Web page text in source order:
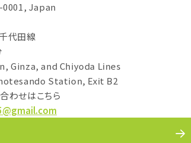
Japan
代田線
Ginza, and Chiyoda Lines
Station, Exit B2
わせはこちら